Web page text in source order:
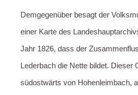
Demgegenüber besagt der
einer Karte des
Jahr 1826, dass der
Lederbach die Nette bildet. Dieser
südostwärts von Hohenleimbach,